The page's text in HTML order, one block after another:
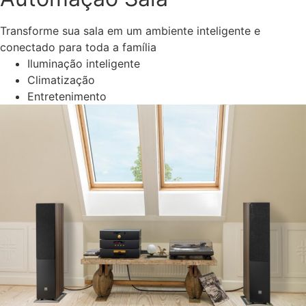
Transforme sua sala em um ambiente inteligente e
conectado para toda a família
Iluminação inteligente
Climatização
Entretenimento